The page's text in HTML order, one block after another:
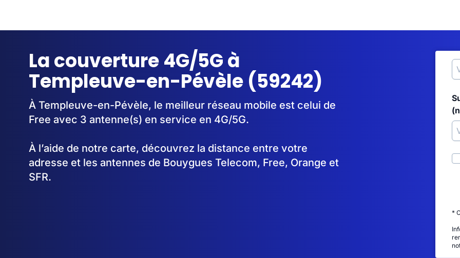
La couverture 4G/5G à
Templeuve-en-Pévèle (59242)
À Templeuve-en-Pévèle, le meilleur réseau mobile est celui de
Free avec 3 antenne(s) en service en 4G/5G.
À l’aide de notre carte, découvrez la distance entre votre
adresse et les antennes de Bouygues Telecom, Free, Orange et
SFR.
*